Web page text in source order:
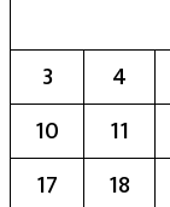
3
4
10
11
17
18